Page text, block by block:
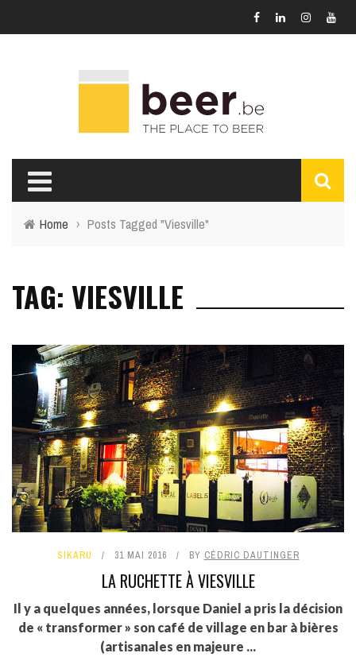
Home › Posts Tagged "Viesville"
TAG: VIESVILLE
SIKARU 31 MAI 2016 BY CÉDRIC DAUTINGER
LA RUCHETTE À VIESVILLE
Il y a quelques années, lorsque Daniel a pris la décision
de « transformer » son café de village en bar à bières
(artisanales en majeure ...